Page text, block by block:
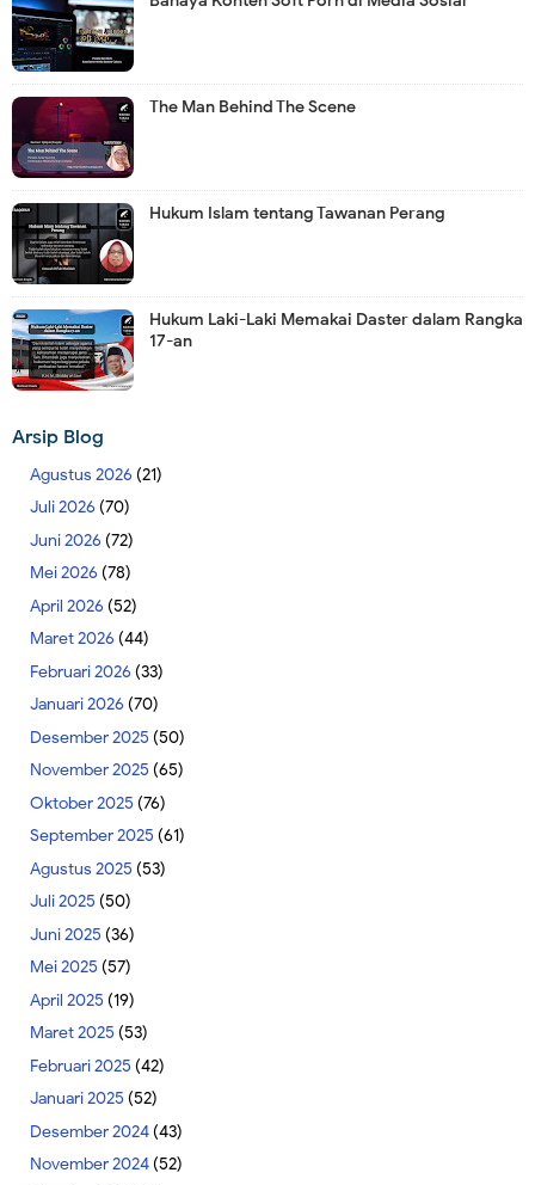
The Man Behind The Scene
Hukum Islam tentang Tawanan Perang
Hukum Laki-Laki Memakai Daster dalam Rangka
17-an
Arsip Blog
Agustus 2026 (21)
Juli 2026 (70)
Juni 2026 (72)
Mei 2026 (78)
April 2026 (52)
Maret 2026 (44)
Februari 2026 (33)
Januari 2026 (70)
Desember 2025 (50)
November 2025 (65)
Oktober 2025 (76)
September 2025 (61)
Agustus 2025 (53)
Juli 2025 (50)
Juni 2025 (36)
Mei 2025 (57)
April 2025 (19)
Maret 2025 (53)
Februari 2025 (42)
Januari 2025 (52)
Desember 2024(43)
November 2024(52)